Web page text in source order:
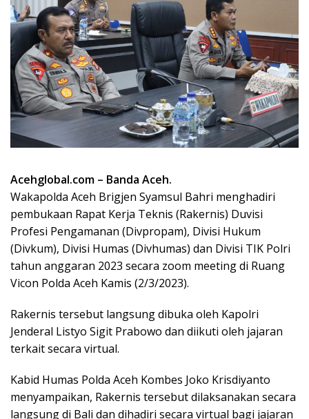
Acehglobal.com – Banda Aceh.
Wakapolda Aceh Brigjen Syamsul Bahri menghadiri
pembukaan Rapat Kerja Teknis (Rakernis) Duvisi
Profesi Pengamanan (Divpropam), Divisi Hukum
(Divkum), Divisi Humas (Divhumas) dan Divisi TIK Polri
tahun anggaran 2023 secara zoom meeting di Ruang
Vicon Polda Aceh Kamis (2/3/2023).
Rakernis tersebut langsung dibuka oleh Kapolri
Jenderal Listyo Sigit Prabowo dan diikuti oleh jajaran
terkait secara virtual.
Kabid Humas Polda Aceh Kombes Joko Krisdiyanto
menyampaikan, Rakernis tersebut dilaksanakan secara
langsung di Bali dan dihadiri secara virtual bagi jajaran